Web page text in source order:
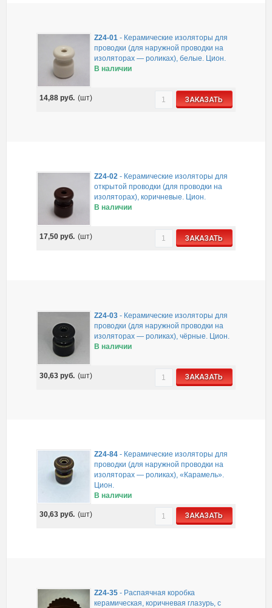
Z24-01 - Керамические изоляторы для
проводки (для наружной проводки на
изоляторах — роликах), белые. Цион.
В наличии
14,88руб. (шт) ЗАКАЗАТЬ
Z24-02 - Керамические изоляторы для
открытой проводки (для проводки на
изоляторах), коричневые. Цион.
В наличии
17,50руб. (шт) ЗАКАЗАТЬ
Z24-03 - Керамические изоляторы для
проводки (для наружной проводки на
изоляторах — роликах), чёрные. Цион.
В наличии
30,63руб. (шт) ЗАКАЗАТЬ
Z24-84 - Керамические изоляторы для
проводки (для наружной проводки на
изоляторах — роликах), «Карамель».
Цион.
В наличии
30,63руб. (шт) ЗАКАЗАТЬ
Z24-35 - Распаячная коробка
керамическая, коричневая глазурь, с